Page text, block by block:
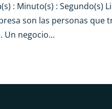
: Minuto(s) : Segundo(s)
son las personas que
Un negocio...